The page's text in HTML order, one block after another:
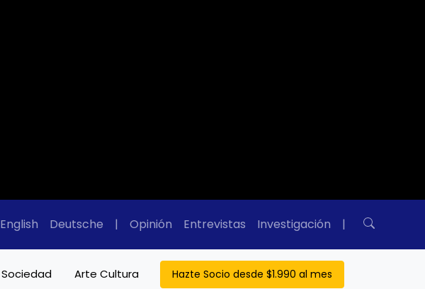
English Deutsche | Opinión Entrevistas Investigación |
Sociedad Arte Cultura Hazte Socio desde $1.990 al mes